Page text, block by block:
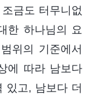
금도 터무니없
한 하나님의 요
위의 기준에서
에 따라 남보다
있고, 남보다 더